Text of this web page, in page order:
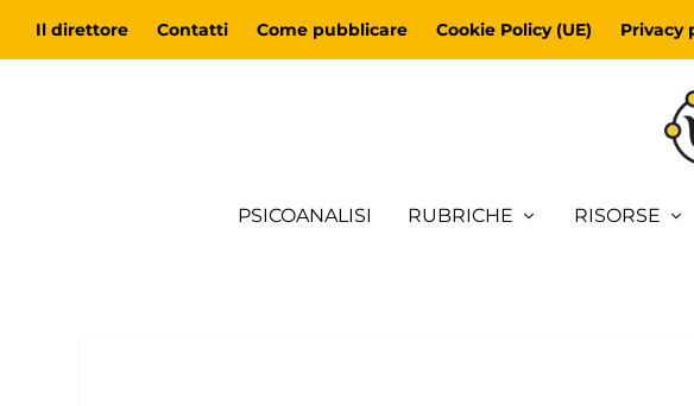
Il direttore Contatti Come pubblicare Cookie Policy (UE) Privacy
PSICOANALISI RUBRICHE RISORSE